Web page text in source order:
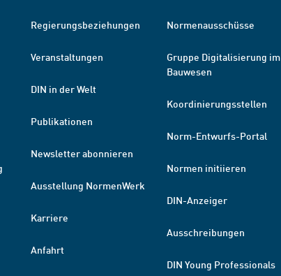
Regierungsbeziehungen
Veranstaltungen
DIN in der Welt
Publikationen
Newsletter abonnieren
Ausstellung NormenWerk
Karriere
Anfahrt
Normenausschüsse
Gruppe Digitalisierung im
Bauwesen
Koordinierungsstellen
Norm-Entwurfs-Portal
Normen initiieren
DIN-Anzeiger
Ausschreibungen
DIN Young Professionals